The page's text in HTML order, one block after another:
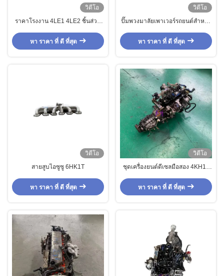
วิดีโอ
ราคาโรงงาน 4LE1 4LE2 ชิ้นส่วน
สูบ Isu Zu Excavator เหล็ก
หา ราคา ที่ ดี ที่สุด
วิดีโอ
ปั๊มพวงมาลัยเพาเวอร์รถยนต์สำหรับ
1195006361 4HK1 4KH1
หา ราคา ที่ ดี ที่สุด
วิดีโอ
สายสูบไอซูซู 6HK1T
หา ราคา ที่ ดี ที่สุด
วิดีโอ
ชุดเครื่องยนต์ดีเซลมือสอง 4KH1T
Sufor
หา ราคา ที่ ดี ที่สุด